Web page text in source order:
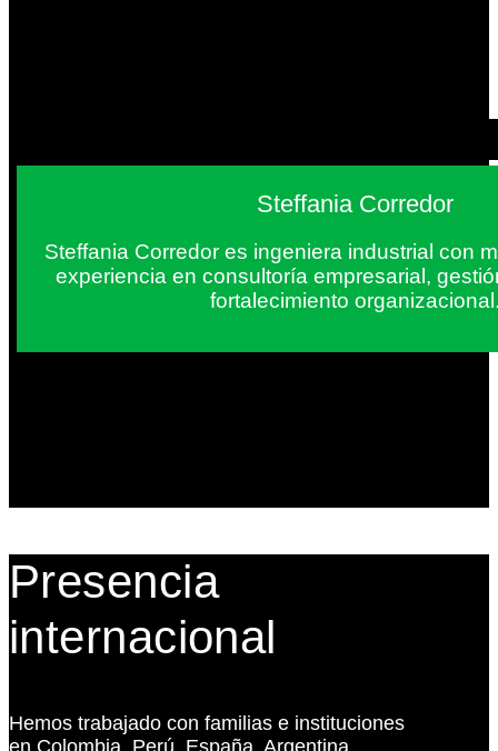
Steffania Corredor
Steffania Corredor es ingeniera industrial con
experiencia en consultoría empresarial,
fortalecimiento
Presencia
internacional
Hemos trabajado con familias e instituciones